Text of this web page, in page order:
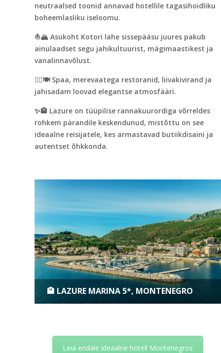
neutraalsed toonid annavad hotellile tagasihoidliku
boheemlasliku iseloomu.
⛵🏔️ Asukoht Kotori lahe sissepääsu juures pakub
ainulaadset segu jahikultuurist, mägimaastikest ja
vanalinnavõlust.
💆‍♀️🍽️ Spaa, merevaatega restoranid, liivakivirand ja
jahisadam loovad elegantse atmosfääri.
✨🏨 Lazure on tüüpilise rannakuurordiga võrreldes
rohkem pärandile keskendunud, mistõttu on see
ideaalne reisijatele, kes armastavad butiikdisaini ja
autentset õhkkonda.
🏨 LAZURE MARINA 5*, MONTENEGRO
Leia endale ideaalne hotell Montenegros